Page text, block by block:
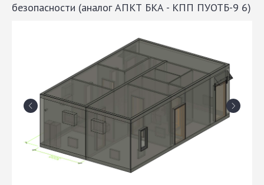
безопасности (аналог АПКТ БКА - КПП ПУОТБ-9 6)